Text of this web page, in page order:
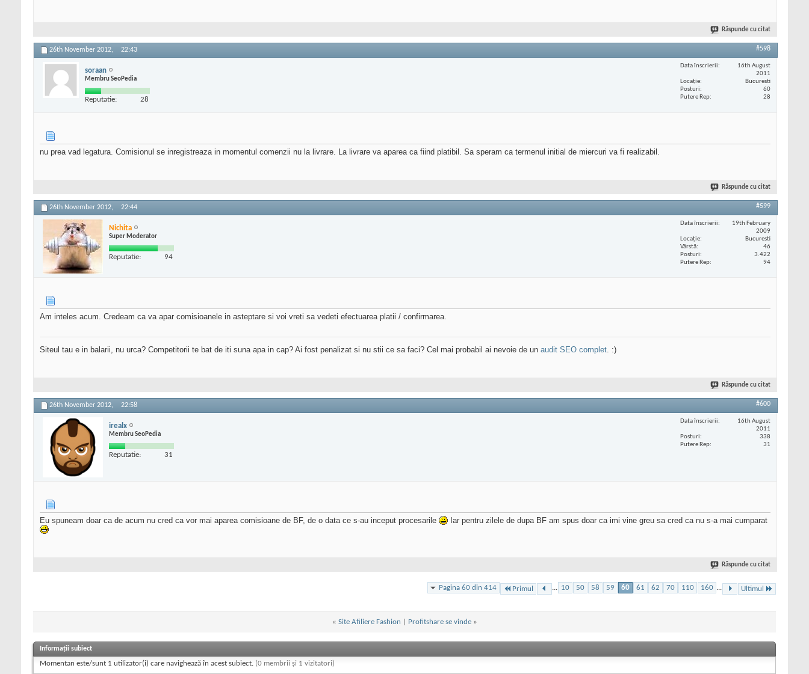
Răspunde cu citat
26th November 2012, 22:43 #598
soraan
Membru SeoPedia
Reputatie: 28
Data înscrierii
16th August
2011
Locaţie
Bucuresti
Posturi
60
Putere Rep
28
nu prea vad legatura. Comisionul se inregistreaza in momentul comenzii nu la livrare. La livrare va aparea ca fiind platibil. Sa speram ca termenul initial de miercuri va fi realizabil.
Răspunde cu citat
26th November 2012, 22:44 #599
Nichita
Super Moderator
Reputatie: 94
Data înscrierii
19th February
2009
Locaţie
Bucuresti
Vârstă
46
Posturi
3.422
Putere Rep
94
Am inteles acum. Credeam ca va apar comisioanele in asteptare si voi vreti sa vedeti efectuarea platii / confirmarea.
Siteul tau e in balarii, nu urca? Competitorii te bat de iti suna apa in cap? Ai fost penalizat si nu stii ce sa faci? Cel mai probabil ai nevoie de un audit SEO complet. :)
Răspunde cu citat
26th November 2012, 22:58 #600
irealx
Membru SeoPedia
Reputatie: 31
Data înscrierii
16th August
2011
Posturi
338
Putere Rep
31
Eu spuneam doar ca de acum nu cred ca vor mai aparea comisioane de BF, de o data ce s-au inceput procesarile Iar pentru zilele de dupa BF am spus doar ca imi vine greu sa cred ca nu s-a mai cumparat
Răspunde cu citat
Pagina 60 din 414 Primul ... 10 50 58 59 60 61 62 70 110 160 ... Ultimul
« Site Afiliere Fashion Profitshare se vinde »
Informații subiect
Momentan este/sunt 1 utilizator(i) care navighează în acest subiect. (0 membrii și 1 vizitatori)